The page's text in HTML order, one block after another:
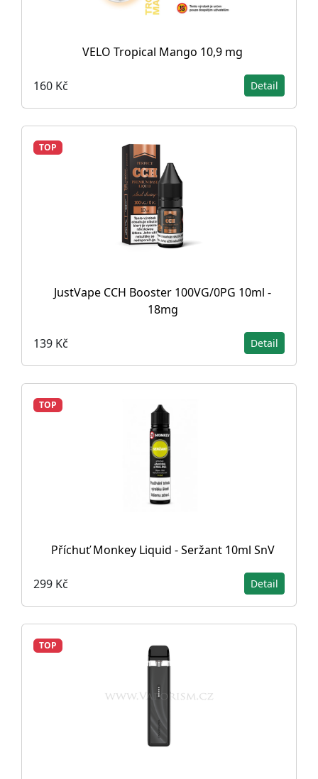
VELO Tropical Mango 10,9 mg
160 Kč Detail
TOP
JustVape CCH Booster 100VG/0PG 10ml -
18mg
139 Kč Detail
TOP
Příchuť Monkey Liquid - Seržant 10ml SnV
299 Kč Detail
TOP